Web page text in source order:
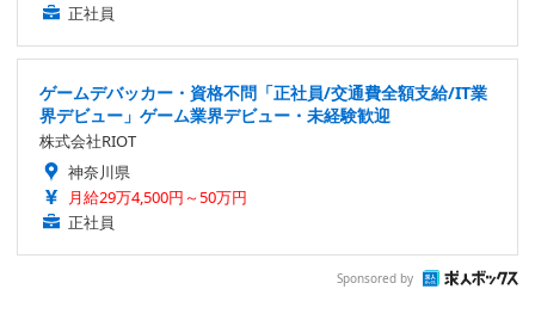
正社員
ゲームデバッカー・資格不問「正社員/交通費全額支給/IT業
界デビュー」ゲーム業界デビュー・未経験歓迎
株式会社RIOT
神奈川県
月給29万4,500円～50万円
正社員
Sponsored by